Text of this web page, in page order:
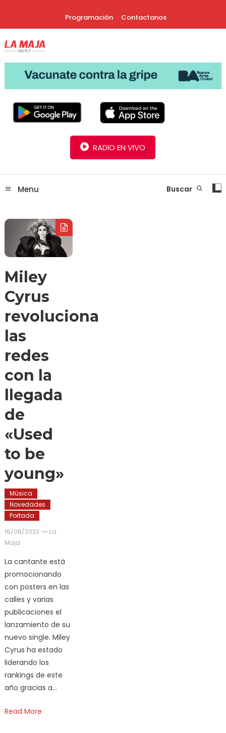
Programación Contactanos
Radio La Maja
RADIO EN VIVO
Menu Buscar
Miley
Cyrus
revoluciona
las
redes
con la
llegada
de
«Used
to be
young»
Música
Novedades
Portada
16/08/2023
La
Maja
La cantante está
promocionando
con posters en las
calles y varias
publicaciones el
lanzamiento de su
nuevo single. Miley
Cyrus ha estado
liderando los
rankings de este
año gracias a…
Read More